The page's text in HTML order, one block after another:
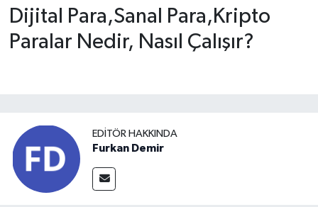
Dijital Para,Sanal Para,Kripto
Paralar Nedir, Nasıl Çalışır?
EDITÖR HAKKINDA
Furkan Demir